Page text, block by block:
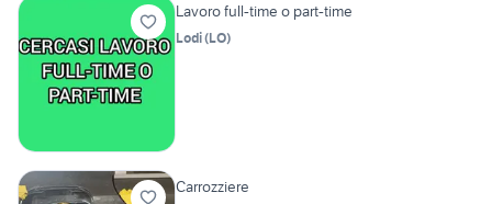
Lavoro full-time o part-time
Lodi(LO)
Carrozziere